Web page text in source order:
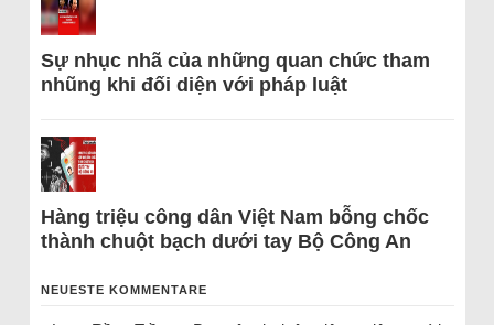
Sự nhục nhã của những quan chức tham
nhũng khi đối diện với pháp luật
Hàng triệu công dân Việt Nam bỗng chốc
thành chuột bạch dưới tay Bộ Công An
NEUESTE KOMMENTARE